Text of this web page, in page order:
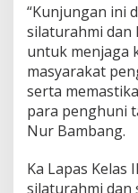
“Kunjungan ini
silaturahmi dan
untuk menjaga
masyarakat
serta
para penghuni
Nur Bambang.
Ka Lapas Kelas
silaturahmi dan